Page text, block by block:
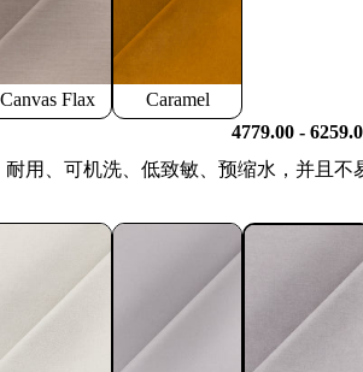
Canvas Flax
Caramel
4779.00 -
用、可机洗、低致敏、预缩水，并且不